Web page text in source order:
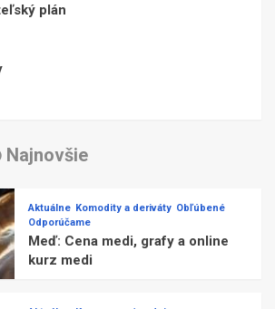
plán
Najnovšie
Aktuálne Komodity a deriváty Obľúbené
Odporúčame
Meď: Cena medi, grafy a online
kurz medi